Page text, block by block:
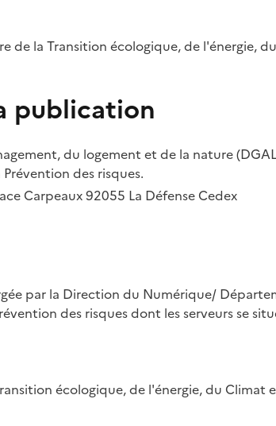
de la Transition écologique, de l'énergie,
publication
du logement et de la nature
des risques.
Carpeaux 92055 La Défense Cedex
par la Direction du Numérique/
des risques dont les serveurs se
écologique, de l'énergie, du